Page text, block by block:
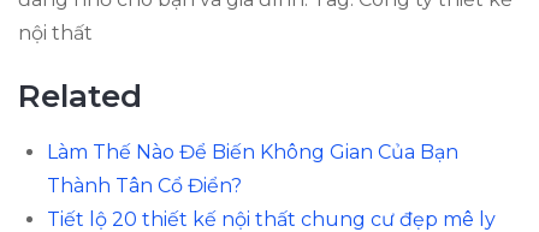
nội thất
Related
Làm Thế Nào Để Biến Không Gian Của Bạn
Thành Tân Cổ Điển?
Tiết lộ 20 thiết kế nội thất chung cư đẹp mê ly